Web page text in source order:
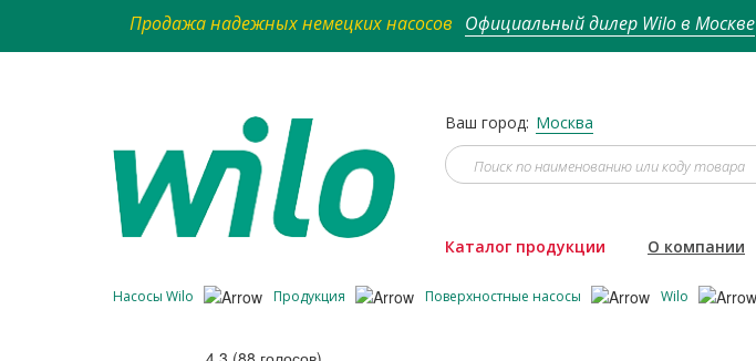
Продажа надежных немецких насосов Официальный дилер Wilo в Москве
Ваш город: Москва
Каталог продукции О компании
Насосы Wilo Продукция Поверхностные насосы Wilo